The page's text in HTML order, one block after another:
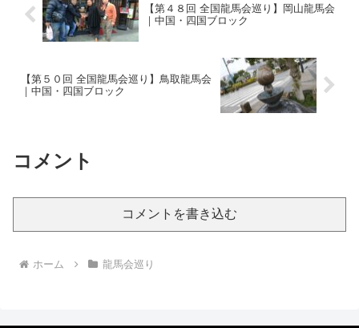
【第４８回 全国龍馬会巡り】岡山龍馬会
｜中国・四国ブロック
【第５０回 全国龍馬会巡り】鳥取龍馬会
｜中国・四国ブロック
コメント
コメントを書き込む
ホーム 龍馬会巡り